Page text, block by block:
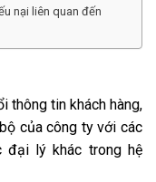
nại liên quan đến
thông tin khách hàng,
của công ty với các
đại lý khác trong hệ